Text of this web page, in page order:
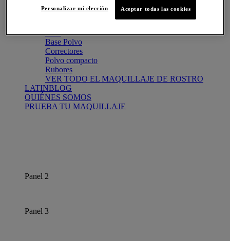
Sombras
VER TODO EL MAQUILLAJE DE OJOS
Base
Base Polvo
Correctores
Polvo compacto
Rubores
VER TODO EL MAQUILLAJE DE ROSTRO
LATINBLOG
QUIÉNES SOMOS
PRUEBA TU MAQUILLAJE
Panel 2
Panel 3
Aceptar todas las cookies
Personalizar mi elección